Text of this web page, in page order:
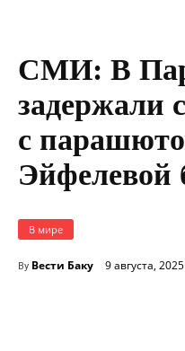
СМИ: В
задержали
с
Эйфелевой
В мире
By Вести Баку 9 августа, 2025